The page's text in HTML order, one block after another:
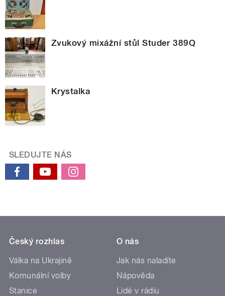
Zvukový mixážní stůl Studer 389Q
Krystalka
SLEDUJTE NÁS
Český rozhlas
Válka na Ukrajině
Komunální volby
Stanice
O nás
Jak nás naladíte
Nápověda
Lidé v rádiu